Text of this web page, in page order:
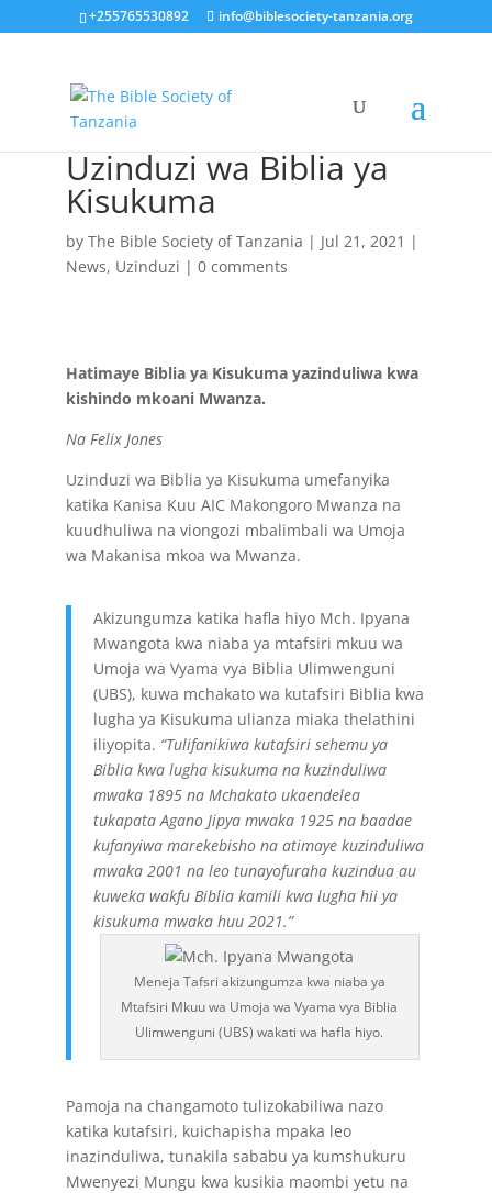
+255765530892 info@biblesociety-tanzania.org
Uzinduzi wa Biblia ya
Kisukuma
by The Bible Society of Tanzania | Jul 21, 2021 |
News, Uzinduzi | 0 comments
Hatimaye Biblia ya Kisukuma yazinduliwa kwa
kishindo mkoani Mwanza.
Na Felix Jones
Uzinduzi wa Biblia ya Kisukuma umefanyika
katika Kanisa Kuu AIC Makongoro Mwanza na
kuudhuliwa na viongozi mbalimbali wa Umoja
wa Makanisa mkoa wa Mwanza.
Akizungumza katika hafla hiyo Mch. Ipyana
Mwangota kwa niaba ya mtafsiri mkuu wa
Umoja wa Vyama vya Biblia Ulimwenguni
(UBS), kuwa mchakato wa kutafsiri Biblia kwa
lugha ya Kisukuma ulianza miaka thelathini
iliyopita. “Tulifanikiwa kutafsiri sehemu ya
Biblia kwa lugha kisukuma na kuzinduliwa
mwaka 1895 na Mchakato ukaendelea
tukapata Agano Jipya mwaka 1925 na baadae
kufanyiwa marekebisho na atimaye kuzinduliwa
mwaka 2001 na leo tunayofuraha kuzindua au
kuweka wakfu Biblia kamili kwa lugha hii ya
kisukuma mwaka huu 2021.”
Meneja Tafsri akizungumza kwa niaba ya
Mtafsiri Mkuu wa Umoja wa Vyama vya Biblia
Ulimwenguni (UBS) wakati wa hafla hiyo.
Pamoja na changamoto tulizokabiliwa nazo
katika kutafsiri, kuichapisha mpaka leo
inazinduliwa, tunakila sababu ya kumshukuru
Mwenyezi Mungu kwa kusikia maombi yetu na